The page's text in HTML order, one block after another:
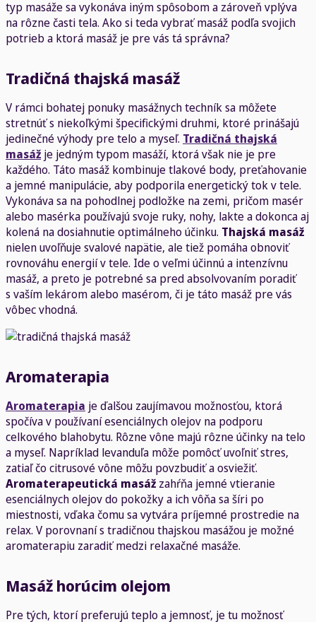
typ masáže sa vykonáva iným spôsobom a zároveň vplýva
na rôzne časti tela. Ako si teda vybrať masáž podľa svojich
potrieb a ktorá masáž je pre vás tá správna?
Tradičná thajská masáž
V rámci bohatej ponuky masážnych techník sa môžete
stretnúť s niekoľkými špecifickými druhmi, ktoré prinášajú
jedinečné výhody pre telo a myseľ. Tradičná thajská
masáž je jedným typom masáží, ktorá však nie je pre
každého. Táto masáž kombinuje tlakové body, preťahovanie
a jemné manipulácie, aby podporila energetický tok v tele.
Vykonáva sa na pohodlnej podložke na zemi, pričom masér
alebo masérka používajú svoje ruky, nohy, lakte a dokonca aj
kolená na dosiahnutie optimálneho účinku. Thajská masáž
nielen uvoľňuje svalové napätie, ale tiež pomáha obnoviť
rovnováhu energií v tele. Ide o veľmi účinnú a intenzívnu
masáž, a preto je potrebné sa pred absolvovaním poradiť
s vaším lekárom alebo masérom, či je táto masáž pre vás
vôbec vhodná.
Aromaterapia
Aromaterapia je ďalšou zaujímavou možnosťou, ktorá
spočíva v používaní esenciálnych olejov na podporu
celkového blahobytu. Rôzne vône majú rôzne účinky na telo
a myseľ. Napríklad levanduľa môže pomôcť uvoľniť stres,
zatiaľ čo citrusové vône môžu povzbudiť a osviežiť.
Aromaterapeutická masáž zahŕňa jemné vtieranie
esenciálnych olejov do pokožky a ich vôňa sa šíri po
miestnosti, vďaka čomu sa vytvára príjemné prostredie na
relax. V porovnaní s tradičnou thajskou masážou je možné
aromaterapiu zaradiť medzi relaxačné masáže.
Masáž horúcim olejom
Pre tých, ktorí preferujú teplo a jemnosť, je tu možnosť